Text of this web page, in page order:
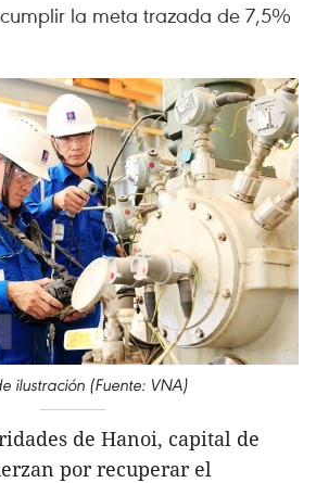
la meta trazada de 7,5%
ilustración (Fuente: VNA)
de Hanoi, capital de
por recuperar el